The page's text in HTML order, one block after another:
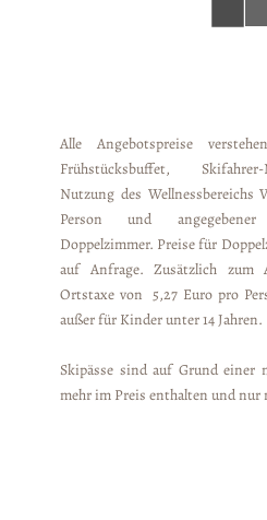
Alle Angebotspreise
Frühstücksbuffet,
Nutzung des Wellnessbereichs
Person und
Doppelzimmer. Preise für
auf Anfrage. Zusätzlich zum
Ortstaxe von 5,27 Euro pro
außer für Kinder unter 14 Jahren.
Skipässe sind auf Grund einer
mehr im Preis enthalten und nur